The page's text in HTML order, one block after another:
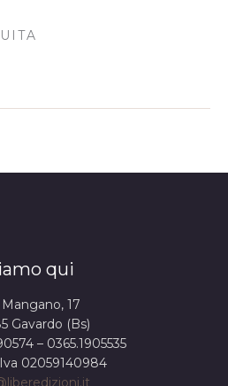
qui
17
Gavardo (Bs)
– 0365.1905535
02059140984